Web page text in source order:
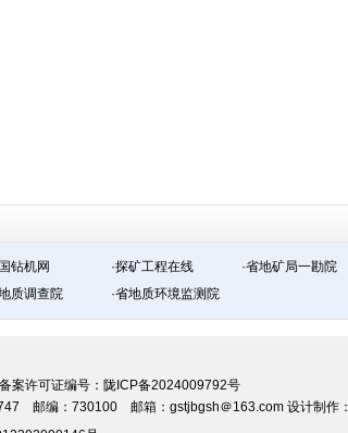
钻机网 ·探矿工程在线 ·省地矿局一勘院
质调查院 ·省地质环境监测院
许可证编号： 陇ICP备2024009792号
邮编：730100 邮箱：gstjbgsh＠163.com 设计制作：